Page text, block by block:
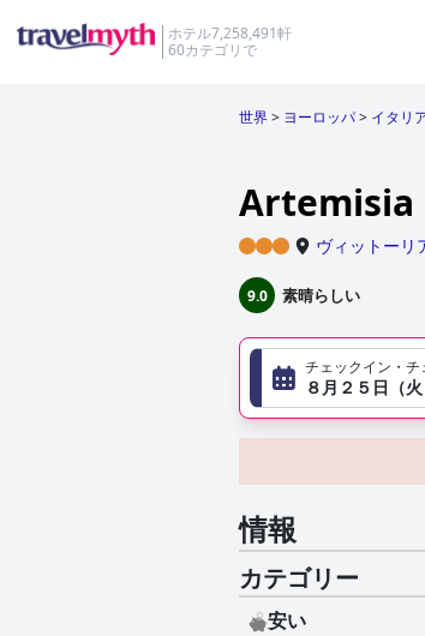
ホテル7,258,491軒
60カテゴリで
世界> ヨーロッパ> イタリ
Artemisia
ヴィットーリ
9.0 素晴らしい
チェックイン・
８月２５日（
情報
カテゴリー
安い